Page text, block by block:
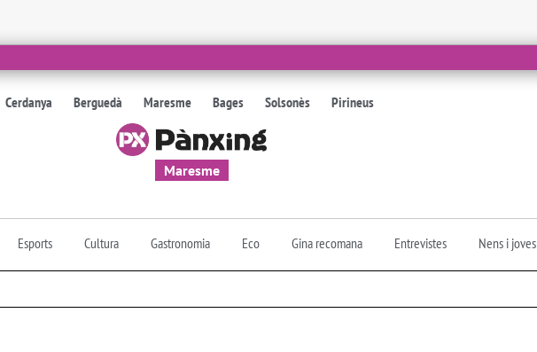
Cerdanya Berguedà Maresme Bages Solsonès Pirineus
Maresme
Esports Cultura Gastronomia Eco Gina recomana Entrevistes Nens i joves